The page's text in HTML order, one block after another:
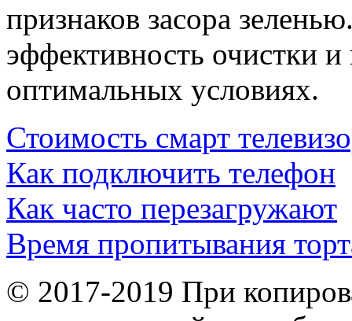
признаков засора
эффективность очистки
оптимальных условиях.
Стоимость смарт
Как подключить телефон
Как часто перезагружают
Время пропитывания
© 2017-2019 При